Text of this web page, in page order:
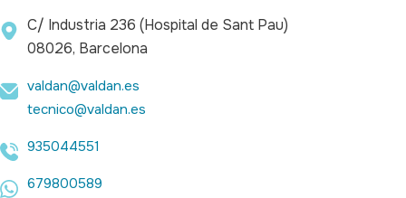
C/ Industria 236 (Hospital de Sant Pau)
08026, Barcelona
valdan@valdan.es
tecnico@valdan.es
935044551
679800589